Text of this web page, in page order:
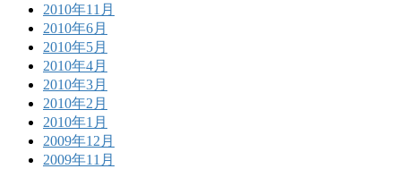
2010年11月
2010年6月
2010年5月
2010年4月
2010年3月
2010年2月
2010年1月
2009年12月
2009年11月